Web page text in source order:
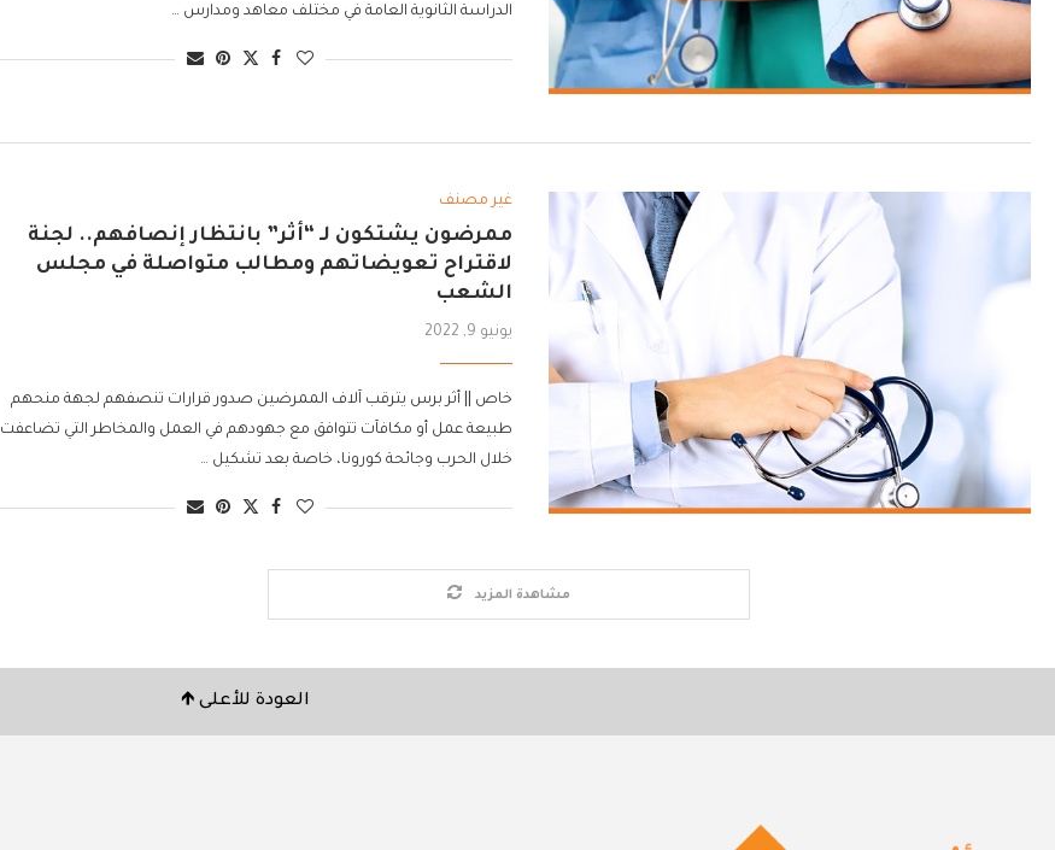
الدراسة الثانوية العامة في مختلف معاهد ومدارس …
غير مصنف
ممرضون يشتكون لـ “أثر” بانتظار إنصافهم.. لجنة
لاقتراح تعويضاتهم ومطالب متواصلة في مجلس
الشعب
يونيو 9, 2022
خاص || أثر برس يترقب آلاف الممرضين صدور قرارات تنصفهم لجهة منحهم
طبيعة عمل أو مكافآت تتوافق مع جهودهم في العمل والمخاطر التي تضاعفت
خلال الحرب وجائحة كورونا، خاصة بعد تشكيل …
مشاهدة المزيد
العودة للأعلى 🡹